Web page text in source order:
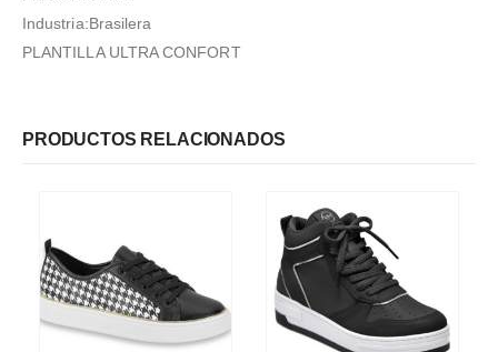
Industria:Brasilera
PLANTILLA ULTRA CONFORT
PRODUCTOS RELACIONADOS